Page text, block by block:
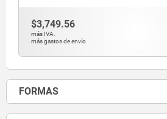
$3,749.56
más IVA.
más gastos de envío
FORMAS